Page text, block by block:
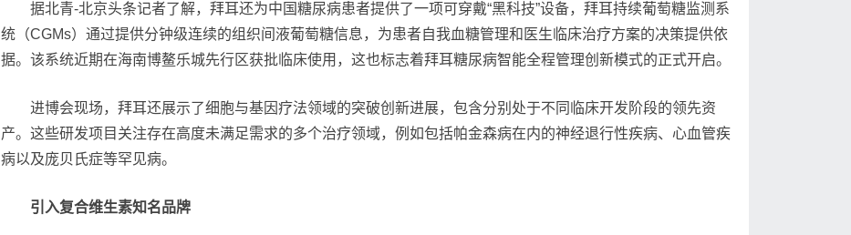
据北青-北京头条记者了解，拜耳还为中国糖尿病患者提供了一项可穿戴“黑科技”设备，拜耳持续葡萄糖监测系
统（CGMs）通过提供分钟级连续的组织间液葡萄糖信息，为患者自我血糖管理和医生临床治疗方案的决策提供依
据。该系统近期在海南博鳌乐城先行区获批临床使用，这也标志着拜耳糖尿病智能全程管理创新模式的正式开启。
进博会现场，拜耳还展示了细胞与基因疗法领域的突破创新进展，包含分别处于不同临床开发阶段的领先资
产。这些研发项目关注存在高度未满足需求的多个治疗领域，例如包括帕金森病在内的神经退行性疾病、心血管疾
病以及庞贝氏症等罕见病。
引入复合维生素知名品牌